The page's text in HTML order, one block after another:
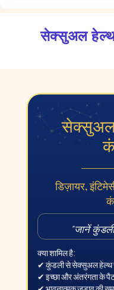
सेक्सुअल हेल्थ
सेक्सुअल
डिज़ायर,
"जानें
क्या शामिल है:
✔ कुंडली से सेक्सुअल हेल्थ
✔ इच्छा और अंतरंगता के